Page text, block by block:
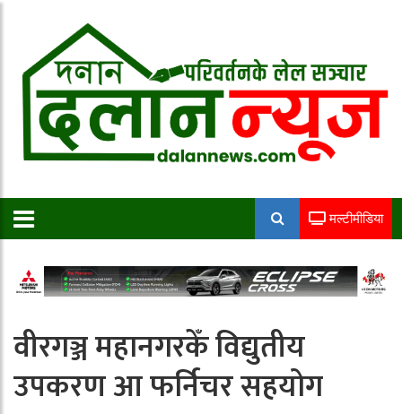
मल्टीमीडिया
वीरगञ्ज महानगरकेँ विद्युतीय
उपकरण आ फर्निचर सहयोग